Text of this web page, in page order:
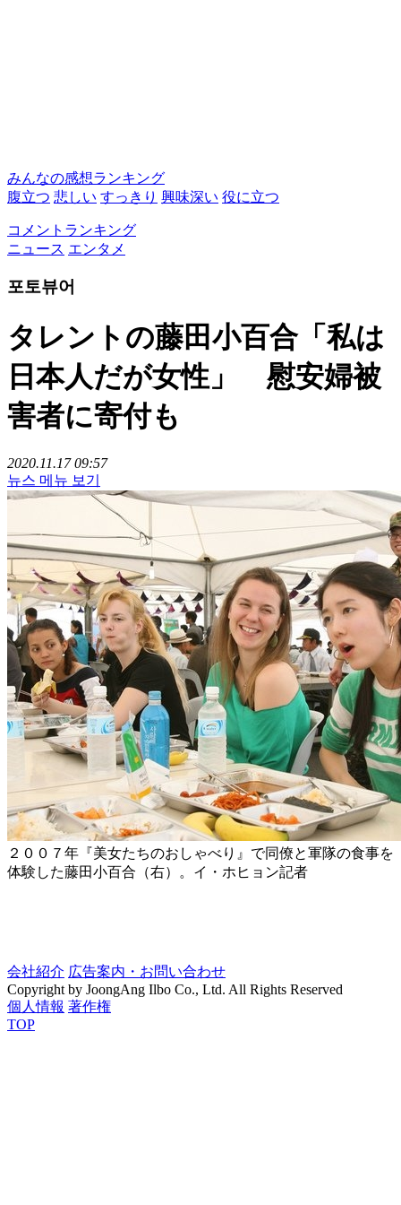
みんなの感想ランキング
腹立つ 悲しい すっきり 興味深い 役に立つ
コメントランキング
ニュース エンタメ
포토뷰어
タレントの藤田小百合「私は
日本人だが女性」 慰安婦被
害者に寄付も
2020.11.17 09:57
뉴스 메뉴 보기
２００７年『美女たちのおしゃべり』で同僚と軍隊の食事を
体験した藤田小百合（右）。イ・ホヒョン記者
会社紹介 広告案内・お問い合わせ
Copyright by JoongAng Ilbo Co., Ltd. All Rights Reserved
個人情報 著作権
TOP